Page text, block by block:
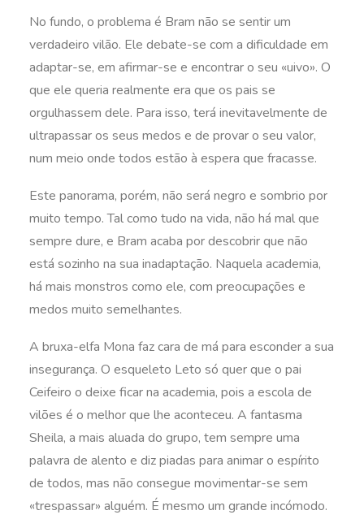
No fundo, o problema é Bram não se sentir um
verdadeiro vilão. Ele debate-se com a dificuldade em
adaptar-se, em afirmar-se e encontrar o seu «uivo». O
que ele queria realmente era que os pais se
orgulhassem dele. Para isso, terá inevitavelmente de
ultrapassar os seus medos e de provar o seu valor,
num meio onde todos estão à espera que fracasse.
Este panorama, porém, não será negro e sombrio por
muito tempo. Tal como tudo na vida, não há mal que
sempre dure, e Bram acaba por descobrir que não
está sozinho na sua inadaptação. Naquela academia,
há mais monstros como ele, com preocupações e
medos muito semelhantes.
A bruxa-elfa Mona faz cara de má para esconder a sua
insegurança. O esqueleto Leto só quer que o pai
Ceifeiro o deixe ficar na academia, pois a escola de
vilões é o melhor que lhe aconteceu. A fantasma
Sheila, a mais aluada do grupo, tem sempre uma
palavra de alento e diz piadas para animar o espírito
de todos, mas não consegue movimentar-se sem
«trespassar» alguém. É mesmo um grande incómodo.